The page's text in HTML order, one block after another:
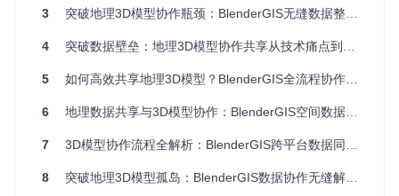
取其元数据中的坐标信息，并通过[core/proj/utm.py]实现UTM
分区的智能识别与转换，确保多源数据在同一坐标框架下准确
对齐。这一机制有效解决了传统3D建模中"重几何轻空间"的行
业痛点。
过"File > Import"菜单下的"Shapefile"选项（对应[operators/io
_import_shp.py]）导入矢量边界数据。在导入对话框中，需特
3 突破地理3D模型协作瓶颈：BlenderGIS无缝数据整合全流程指南
4 突破数据壁垒：地理3D模型协作共享从技术痛点到解决方案的完整路径
5 如何高效共享地理3D模型？BlenderGIS全流程协作解决方案
6 地理数据共享与3D模型协作：BlenderGIS空间数据标准化实践指南
7 3D模型协作流程全解析：BlenderGIS跨平台数据同步指南
8 突破地理3D模型孤岛：BlenderGIS数据协作无缝解决方案